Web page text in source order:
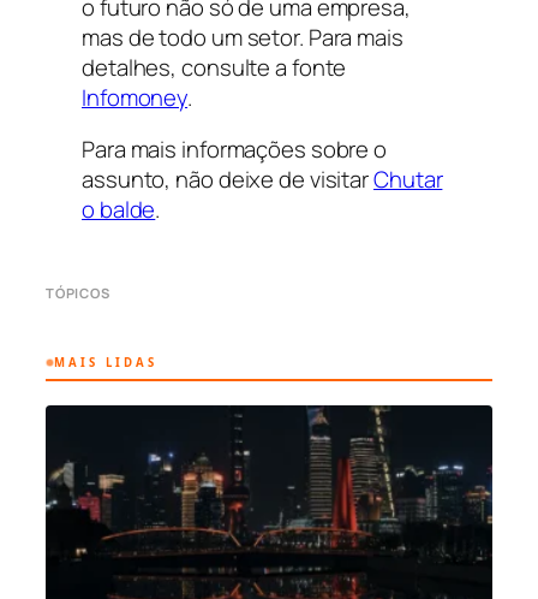
o futuro não só de uma empresa,
mas de todo um setor. Para mais
detalhes, consulte a fonte
Infomoney.
Para mais informações sobre o
assunto, não deixe de visitarChutar
o balde.
TÓPICOS
MAIS LIDAS